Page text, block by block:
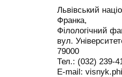
Львівський
Франка,
Філологічний
вул.
79000
Тел.: (032) 239-
E-mail: